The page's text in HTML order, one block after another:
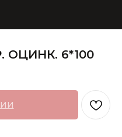
6*100